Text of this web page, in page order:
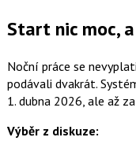
Start nic moc,
Noční práce se
podávali dvakrát.
1. dubna 2026, ale až
Výběr z diskuze: